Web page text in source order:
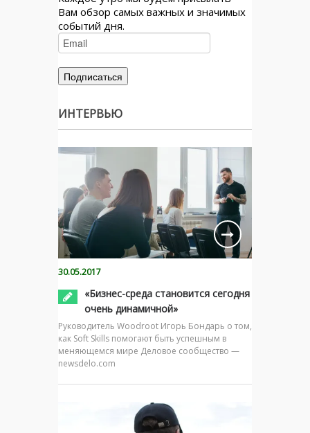
Вам обзор самых важных и значимых
событий дня.
ИНТЕРВЬЮ
30.05.2017
«Бизнес-среда становится сегодня
очень динамичной»
Руководитель Woodroot Игорь Бондарь о том,
как Soft Skills помогают быть успешным в
меняющемся мире Деловое сообщество —
newsdelo.com